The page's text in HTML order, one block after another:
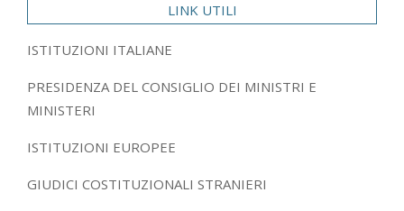
LINK UTILI
ISTITUZIONI ITALIANE
PRESIDENZA DEL CONSIGLIO DEI MINISTRI E
MINISTERI
ISTITUZIONI EUROPEE
GIUDICI COSTITUZIONALI STRANIERI